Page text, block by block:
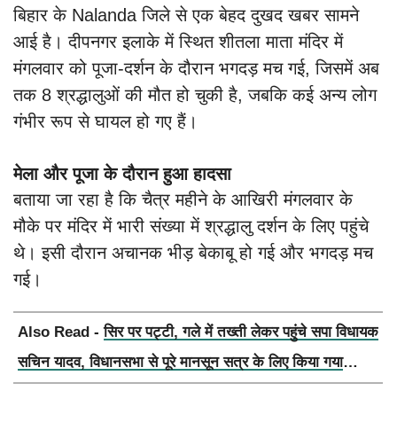
बिहार के Nalanda जिले से एक बेहद दुखद खबर सामने
आई है। दीपनगर इलाके में स्थित शीतला माता मंदिर में
मंगलवार को पूजा-दर्शन के दौरान भगदड़ मच गई, जिसमें अब
तक 8 श्रद्धालुओं की मौत हो चुकी है, जबकि कई अन्य लोग
गंभीर रूप से घायल हो गए हैं।
मेला और पूजा के दौरान हुआ हादसा
बताया जा रहा है कि चैत्र महीने के आखिरी मंगलवार के
मौके पर मंदिर में भारी संख्या में श्रद्धालु दर्शन के लिए पहुंचे
थे। इसी दौरान अचानक भीड़ बेकाबू हो गई और भगदड़ मच
गई।
Also Read -सिर पर पट्टी, गले में तख्ती लेकर पहुंचे सपा विधायक
सचिन यादव, विधानसभा से पूरे मानसून सत्र के लिए किया गया